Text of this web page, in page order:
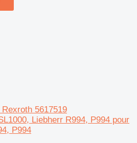
5617519
Liebherr R994, P994 pour
P994